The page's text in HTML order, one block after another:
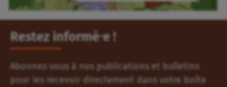
Restez informé⸱e !
Abonnez-vous à nos publications et bulletins
pour les recevoir directement dans votre boîte